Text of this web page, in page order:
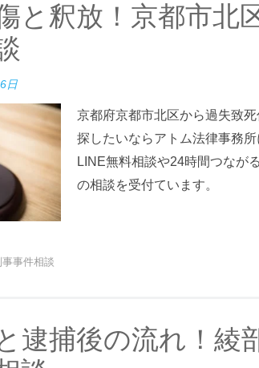
と釈放！京都市北
日
京都府京都市北区から過失致
探したいならアトム法律事務
LINE無料相談や24時間つなが
の相談を受付ています。
事事件相談
逮捕後の流れ！綾